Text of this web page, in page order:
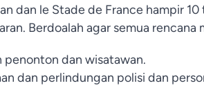
dan le Stade de France hampir
Berdoalah agar semua rencana
penonton dan wisatawan.
dan perlindungan polisi dan